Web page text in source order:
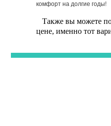
комфорт на долгие годы!
Также вы можете
цене, именно тот